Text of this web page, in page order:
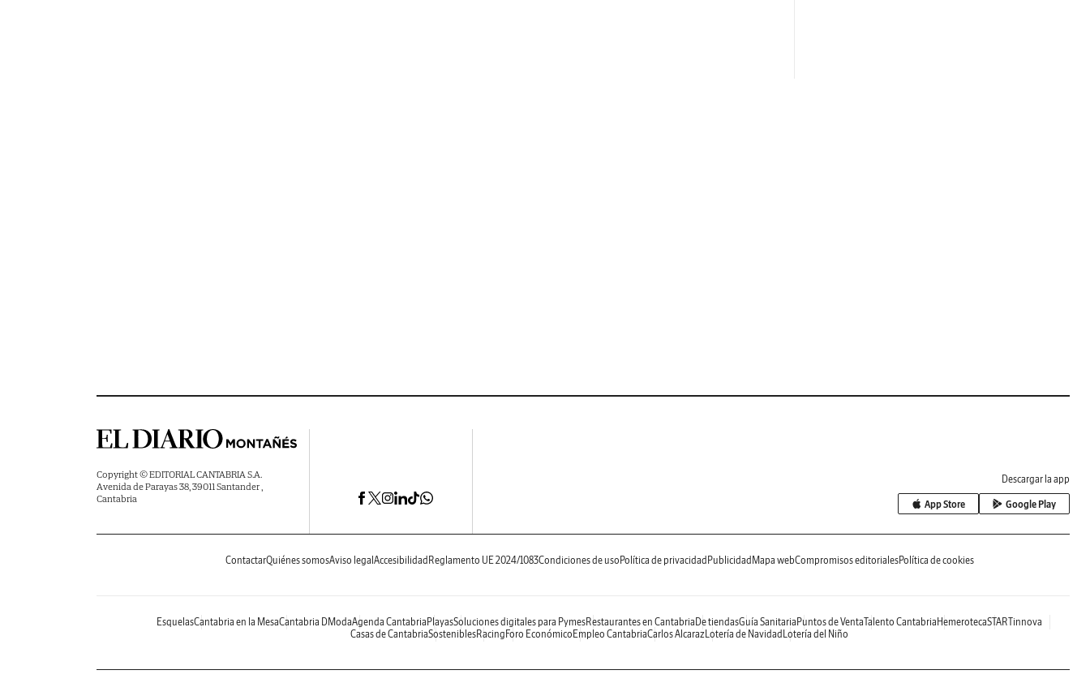
Copyright © EDITORIAL CANTABRIA S.A.
Avenida de Parayas 38, 39011 Santander ,
Cantabria
Descargar la app
App Store Google Play
ContactarQuiénes somosAviso legal Accesibilidad Reglamento UE 2024/1083Condiciones de uso Política de privacidad Publicidad Mapa webCompromisos editorialesPolítica de cookies
EsquelasCantabria en la MesaCantabria DModaAgenda Cantabria PlayasSoluciones digitales para PymesRestaurantes en Cantabria De tiendasGuía Sanitaria Puntos de VentaTalento Cantabria HemerotecaSTARTinnova
Casas de CantabriaSosteniblesRacing Foro Económico Empleo CantabriaCarlos AlcarazLotería de Navidad Lotería del Niño